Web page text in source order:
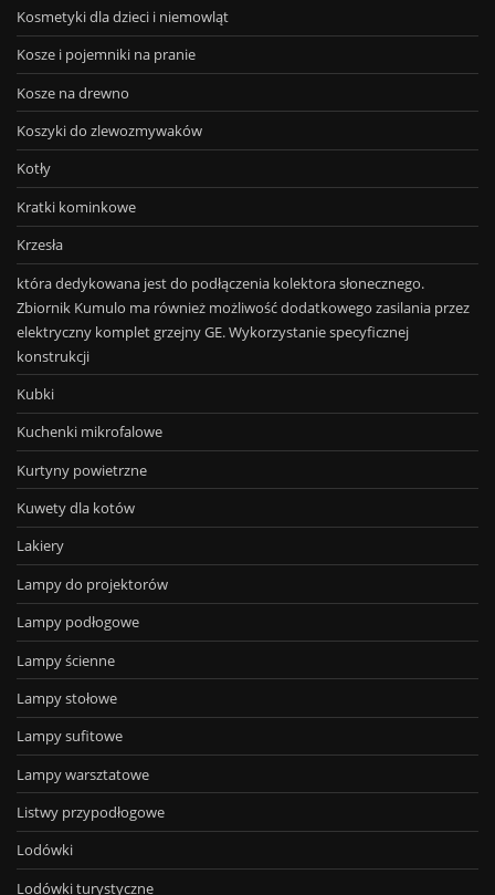
Kosmetyki dla dzieci i niemowląt
Kosze i pojemniki na pranie
Kosze na drewno
Koszyki do zlewozmywaków
Kotły
Kratki kominkowe
Krzesła
która dedykowana jest do podłączenia kolektora słonecznego.
Zbiornik Kumulo ma również możliwość dodatkowego zasilania przez
elektryczny komplet grzejny GE. Wykorzystanie specyficznej
konstrukcji
Kubki
Kuchenki mikrofalowe
Kurtyny powietrzne
Kuwety dla kotów
Lakiery
Lampy do projektorów
Lampy podłogowe
Lampy ścienne
Lampy stołowe
Lampy sufitowe
Lampy warsztatowe
Listwy przypodłogowe
Lodówki
Lodówki turystyczne